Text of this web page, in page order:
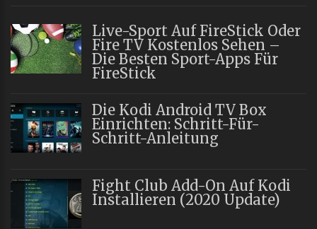
Live-Sport Auf FireStick Oder
Fire TV Kostenlos Sehen –
Die Besten Sport-Apps Für
FireStick
Die Kodi Android TV Box
Einrichten: Schritt-Für-
Schritt-Anleitung
Fight Club Add-On Auf Kodi
Installieren (2020 Update)